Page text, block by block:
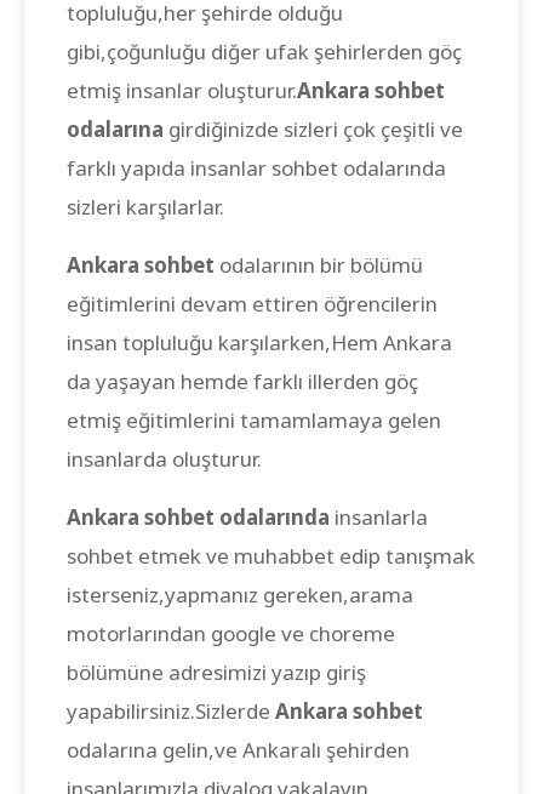
topluluğu,her şehirde olduğu
gibi,çoğunluğu diğer ufak şehirlerden göç
etmiş insanlar oluşturur.Ankara sohbet
odalarına girdiğinizde sizleri çok çeşitli ve
farklı yapıda insanlar sohbet odalarında
sizleri karşılarlar.
Ankara sohbet odalarının bir bölümü
eğitimlerini devam ettiren öğrencilerin
insan topluluğu karşılarken,Hem Ankara
da yaşayan hemde farklı illerden göç
etmiş eğitimlerini tamamlamaya gelen
insanlarda oluşturur.
Ankara sohbet odalarında insanlarla
sohbet etmek ve muhabbet edip tanışmak
isterseniz,yapmanız gereken,arama
motorlarından google ve choreme
bölümüne adresimizi yazıp giriş
yapabilirsiniz.Sizlerde Ankara sohbet
odalarına gelin,ve Ankaralı şehirden